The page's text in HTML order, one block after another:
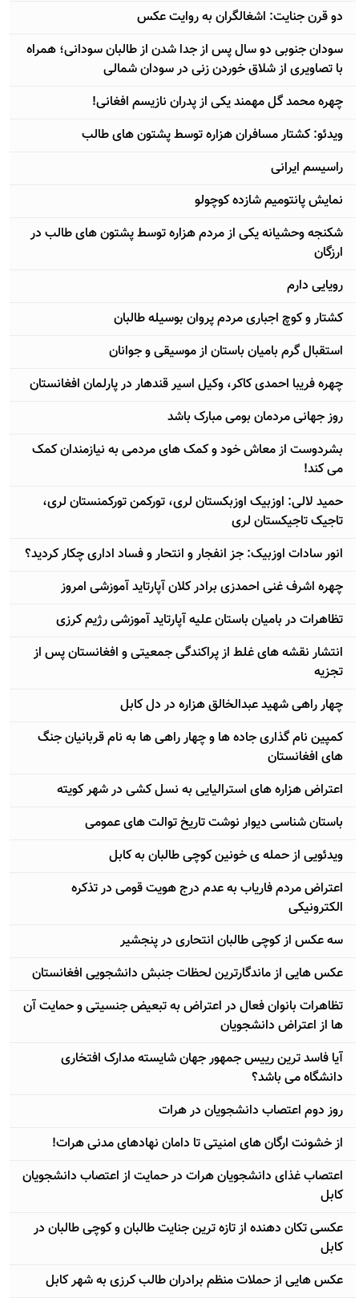
دو قرن جنایت: اشغالگران به روایت عکس
سودان جنوبی دو سال پس از جدا شدن از طالبان سودانی؛ همراه
با تصاویری از شلاق خوردن زنی در سودان شمالی
چهره محمد گل مهمند یکی از پدران نازیسم افغانی!
ویدئو: کشتار مسافران هزاره توسط پشتون های طالب
راسیسم ایرانی
نمایش پانتومیم شازده کوچولو
شکنجه وحشیانه یکی از مردم هزاره توسط پشتون های طالب در
ارزگان
رویایی دارم
کشتار و کوچ اجباری مردم پروان بوسیله طالبان
استقبال گرم بامیان باستان از موسیقی و جوانان
چهره فریبا احمدی کاکر، وکیل اسیر قندهار در پارلمان افغانستان
روز جهانی مردمان بومی مبارک باشد
بشردوست از معاش خود و کمک های مردمی به نیازمندان کمک
می کند!
حمید لالی: اوزبیک اوزبکستان لری، تورکمن تورکمنستان لری،
تاجیک تاجیکستان لری
انور سادات اوزبیک: جز انفجار و انتحار و فساد اداری چکار کردید؟
چهره اشرف غنی احمدزی برادر کلان آپارتاید آموزشی امروز
تظاهرات در بامیان باستان علیه آپارتاید آموزشی رژيم کرزی
انتشار نقشه های غلط از پراکندگی جمعیتی و افغانستان پس از
تجزیه
چهار راهی شهید عبدالخالق هزاره در دل کابل
کمپین نام گذاری جاده ها و چهار راهی ها به نام قربانیان جنگ
های افغانستان
اعتراض هزاره های استرالیایی به نسل کشی در شهر کویته
باستان شناسی دیوار نوشت تاریخ توالت های عمومی
ویدئویی از حمله ی خونین کوچی طالبان به کابل
اعتراض مردم فاریاب به عدم درج هویت قومی در تذکره
الکترونیکی
سه عکس از کوچی طالبان انتحاری در پنجشیر
عکس هایی از ماندگارترین لحظات جنبش دانشجویی افغانستان
تظاهرات بانوان فعال در اعتراض به تبعیض جنسیتی و حمایت آن
ها از اعتراض دانشجویان
آيا فاسد ترین رییس جمهور جهان شایسته مدارک افتخاری
دانشگاه می باشد؟
روز دوم اعتصاب دانشجویان در هرات
از خشونت ارگان های امنیتی تا دامان نهادهای مدنی هرات!
اعتصاب غذای دانشجویان هرات در حمایت از اعتصاب دانشجویان
کابل
عکسی تکان دهنده از تازه ترین جنایت طالبان و کوچی طالبان در
کابل
عکس هایی از حملات منظم برادران طالب کرزی به شهر کابل